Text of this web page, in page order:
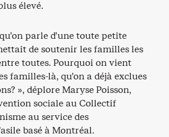
élevé.
parle d’une toute petite
de soutenir les familles les
toutes. Pourquoi on vient
familles-là, qu’on a déjà exclues
», déplore Maryse Poisson,
sociale au Collectif
au service des
basé à Montréal.